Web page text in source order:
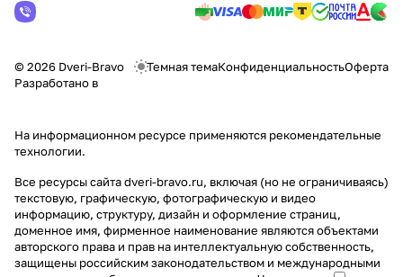
© 2026 Dveri-Bravo Темная темаКонфиденциальностьОферта
Разработано в
На информационном ресурсе применяются рекомендательные
технологии.
Все ресурсы сайта dveri-bravo.ru, включая (но не ограничиваясь)
текстовую, графическую, фотографическую и видео
информацию, структуру, дизайн и оформление страниц,
доменное имя, фирменное наименование являются объектами
авторского права и прав на интеллектуальную собственность,
защищены российским законодательством и международными